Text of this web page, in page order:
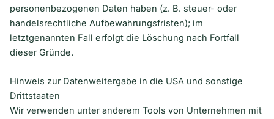
personenbezogenen Daten haben (z. B. steuer- oder
handelsrechtliche Aufbewahrungsfristen); im
letztgenannten Fall erfolgt die Löschung nach Fortfall
dieser Gründe.
Hinweis zur Datenweitergabe in die USA und sonstige
Drittstaaten
Wir verwenden unter anderem Tools von Unternehmen mit